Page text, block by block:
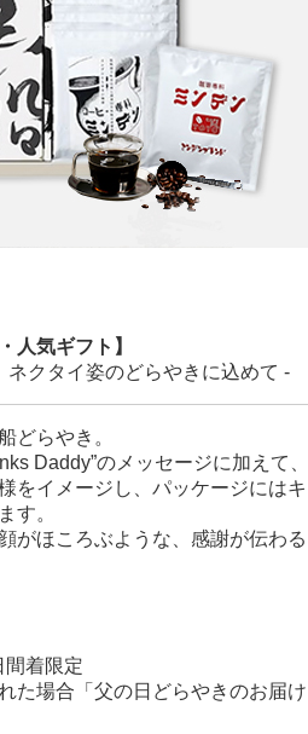
人気ギフト】
クタイ姿のどらやきに込めて -
どらやき。
Daddy”のメッセージに加えて、
をイメージし、パッケージにはキ
す。
がほころぶような、感謝が伝わる
着限定
た場合「父の日どらやきのお届け